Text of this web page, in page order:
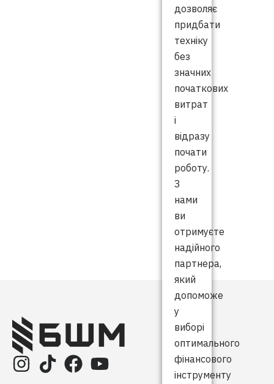
дозволяє
придбати
техніку
без
значних
початкових
витрат
і
відразу
почати
роботу.
З
нами
ви
отримуєте
надійного
партнера,
який
допоможе
у
виборі
оптимального
фінансового
інструменту